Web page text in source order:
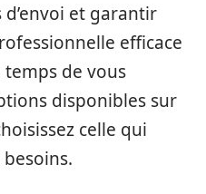
et garantir
efficace
temps de vous
disponibles sur
celle qui